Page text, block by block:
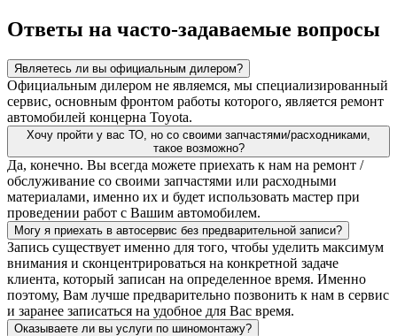
Ответы на часто-задаваемые вопросы
Являетесь ли вы официальным дилером?
Официальным дилером не являемся, мы специализированный
сервис, основным фронтом работы которого, является ремонт
автомобилей концерна Toyota.
Хочу пройти у вас ТО, но со своими запчастями/расходниками,
такое возможно?
Да, конечно. Вы всегда можете приехать к нам на ремонт /
обслуживание со своими запчастями или расходными
материалами, именно их и будет использовать мастер при
проведении работ с Вашим автомобилем.
Могу я приехать в автосервис без предварительной записи?
Запись существует именно для того, чтобы уделить максимум
внимания и сконцентрироваться на конкретной задаче
клиента, который записан на определенное время. Именно
поэтому, Вам лучше предварительно позвонить к нам в сервис
и заранее записаться на удобное для Вас время.
Оказываете ли вы услуги по шиномонтажу?